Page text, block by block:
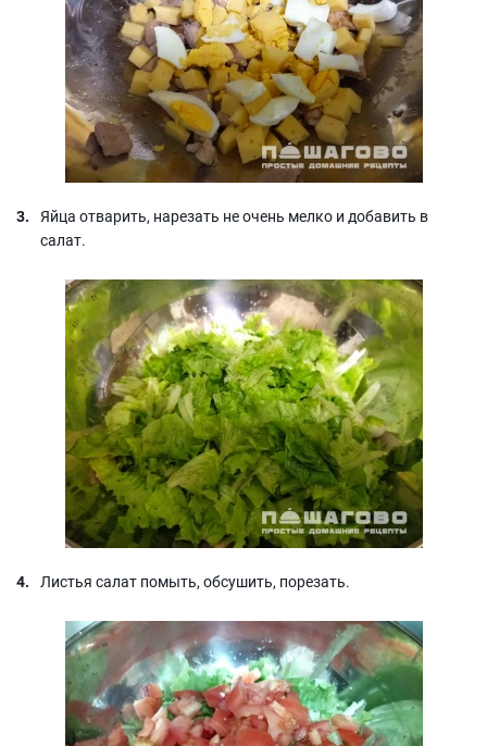
Яйца отварить, нарезать не очень мелко и добавить в
салат.
Листья салат помыть, обсушить, порезать.